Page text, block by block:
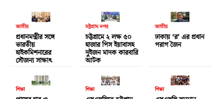
জাতীয়
প্রধানমন্ত্রীর সঙ্গে
ভারতীয়
হাইকমিশনারের
সৌজন্য সাক্ষাৎ
চট্টগ্রাম নগর
চট্টগ্রামে ২ লক্ষ ৫০
হাজার পিস ইয়াবাসহ
দুইজন মাদক কারবারি
আটক
জাতীয়
ঢাকায় ‘র’ এর প্রধান
পরাগ জৈন
শিক্ষা শিক্ষা শিক্ষা